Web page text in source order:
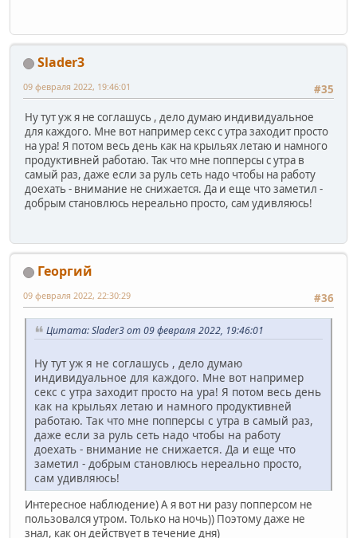
Slader3
#35
09 февраля 2022, 19:46:01
Ну тут уж я не соглашусь , дело думаю индивидуальное
для каждого. Мне вот например секс с утра заходит просто
на ура! Я потом весь день как на крыльях летаю и намного
продуктивней работаю. Так что мне попперсы с утра в
самый раз, даже если за руль сеть надо чтобы на работу
доехать - внимание не снижается. Да и еще что заметил -
добрым становлюсь нереально просто, сам удивляюсь!
Георгий
#36
09 февраля 2022, 22:30:29
Цитата: Slader3 от 09 февраля 2022, 19:46:01
Ну тут уж я не соглашусь , дело думаю
индивидуальное для каждого. Мне вот например
секс с утра заходит просто на ура! Я потом весь день
как на крыльях летаю и намного продуктивней
работаю. Так что мне попперсы с утра в самый раз,
даже если за руль сеть надо чтобы на работу
доехать - внимание не снижается. Да и еще что
заметил - добрым становлюсь нереально просто,
сам удивляюсь!
Интересное наблюдение) А я вот ни разу попперсом не
пользовался утром. Только на ночь)) Поэтому даже не
знал, как он действует в течение дня)